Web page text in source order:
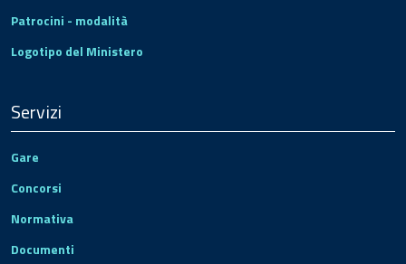
Patrocini - modalità
Logotipo del Ministero
Servizi
Gare
Concorsi
Normativa
Documenti